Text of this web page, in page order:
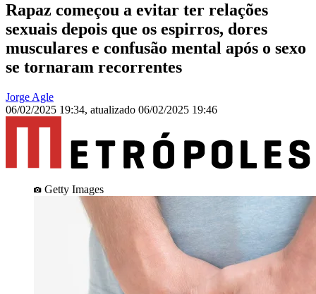
Rapaz começou a evitar ter relações
sexuais depois que os espirros, dores
musculares e confusão mental após o sexo
se tornaram recorrentes
Jorge Agle
06/02/2025 19:34, atualizado 06/02/2025 19:46
Getty Images